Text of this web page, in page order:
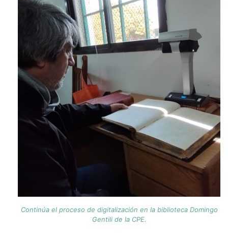
Continúa el proceso de digitalización en la biblioteca Domingo
Gentili de la CPE.